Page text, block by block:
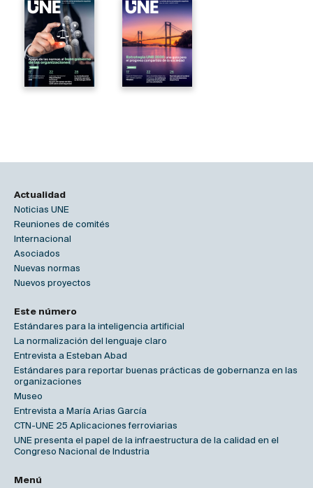
Actualidad
Noticias UNE
Reuniones de comités
Internacional
Asociados
Nuevas normas
Nuevos proyectos
Este número
Estándares para la inteligencia artificial
La normalización del lenguaje claro
Entrevista a Esteban Abad
Estándares para reportar buenas prácticas de gobernanza en las
organizaciones
Museo
Entrevista a María Arias García
CTN-UNE 25 Aplicaciones ferroviarias
UNE presenta el papel de la infraestructura de la calidad en el
Congreso Nacional de Industria
Menú